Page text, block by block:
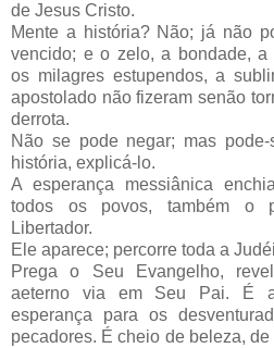
de Jesus Cristo.
Mente a história? Não; já não
vencido; e o zelo, a bondade, a
os milagres estupendos, a
apostolado não fizeram senão
derrota.
Não se pode negar; mas
história, explicá-lo.
A esperança messiânica
todos os povos, também o
Libertador.
Ele aparece; percorre toda a
Prega o Seu Evangelho,
aeterno via em Seu Pai. É
esperança para os
pecadores. É cheio de beleza,